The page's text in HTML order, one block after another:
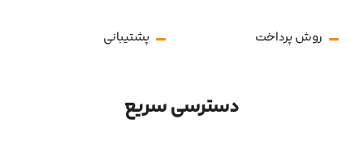
روش پرداخت پشتیبانی
دسترسی سریع